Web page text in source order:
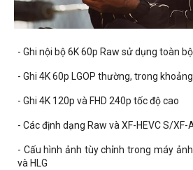
- Ghi nội bộ 6K 60p Raw sử dụng toàn
- Ghi 4K 60p LGOP thường, trong
- Ghi 4K 120p và FHD 240p tốc độ cao
- Các định dạng Raw và XF-HEVC S/XF-
- Cấu hình ảnh tùy chỉnh trong máy
và HLG